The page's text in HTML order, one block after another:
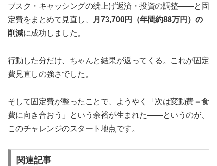
ブスク・キャッシングの繰上げ返済・投資の調整――と固
定費をまとめて見直し、
月73,700円（年間約88万円）の
削減に成功しました。
行動した分だけ、ちゃんと結果が返ってくる。これが固定
費見直しの強さでした。
そして固定費が整ったことで、ようやく「次は変動費＝食
費に向き合おう」という余裕が生まれた――というのが、
このチャレンジのスタート地点です。
関連記事